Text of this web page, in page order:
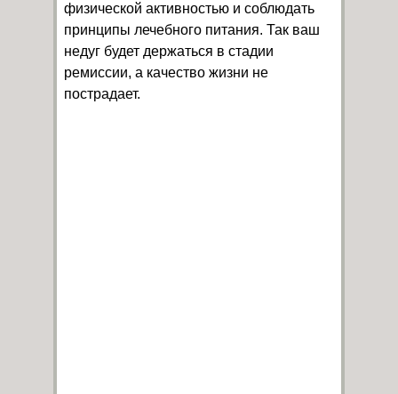
физической активностью и соблюдать
принципы лечебного питания. Так ваш
недуг будет держаться в стадии
ремиссии, а качество жизни не
пострадает.